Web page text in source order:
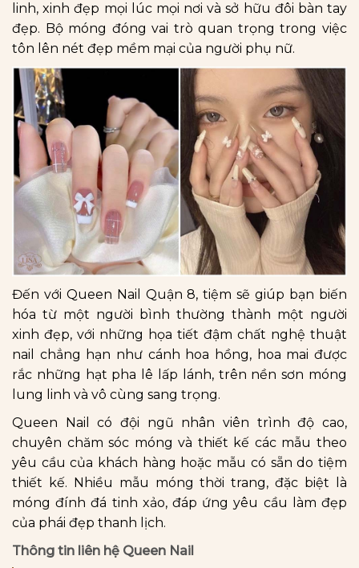
linh, xinh đẹp mọi lúc mọi nơi và sở hữu đôi bàn tay
đẹp. Bộ móng đóng vai trò quan trọng trong việc
tôn lên nét đẹp mềm mại của người phụ nữ.
Đến với Queen Nail Quận 8, tiệm sẽ giúp bạn biến
hóa từ một người bình thường thành một người
xinh đẹp, với những họa tiết đậm chất nghệ thuật
nail chẳng hạn như cánh hoa hồng, hoa mai được
rắc những hạt pha lê lấp lánh, trên nền sơn móng
lung linh và vô cùng sang trọng.
Queen Nail có đội ngũ nhân viên trình độ cao,
chuyên chăm sóc móng và thiết kế các mẫu theo
yêu cầu của khách hàng hoặc mẫu có sẵn do tiệm
thiết kế. Nhiều mẫu móng thời trang, đặc biệt là
móng đính đá tinh xảo, đáp ứng yêu cầu làm đẹp
của phái đẹp thanh lịch.
Thông tin liên hệ Queen Nail